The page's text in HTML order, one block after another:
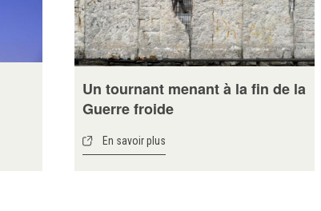
Un tournant menant à la fin de la
Guerre froide
En savoir plus